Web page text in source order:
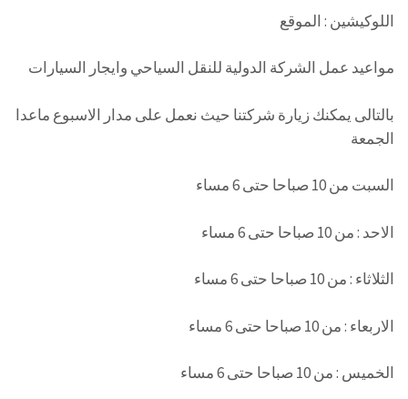
اللوكيشين : الموقع
مواعيد عمل الشركة الدولية للنقل السياحي وايجار السيارات
بالتالى يمكنك زيارة شركتنا حيث نعمل على مدار الاسبوع ماعدا
الجمعة
السبت من 10 صباحا حتى 6 مساء
الاحد : من 10 صباحا حتى 6 مساء
الثلاثاء : من 10 صباحا حتى 6 مساء
الاربعاء : من 10 صباحا حتى 6 مساء
الخميس : من 10 صباحا حتى 6 مساء